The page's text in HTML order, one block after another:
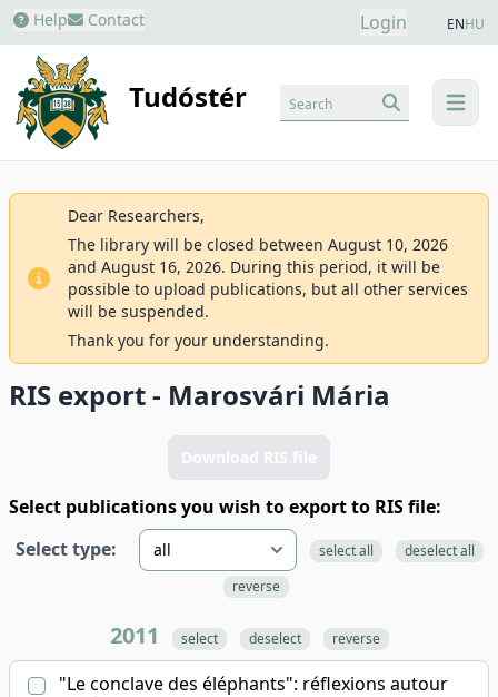
Help Contact Login ENHU
Tudóstér menu
Search
Dear Researchers,
The library will be closed between August 10, 2026
and August 16, 2026. During this period, it will be
possible to upload publications, but all other services
will be suspended.
Thank you for your understanding.
RIS export - Marosvári Mária
Download RIS file
Select publications you wish to export to RIS file:
Select type:
select all
deselect all
reverse
2011 select deselect reverse
"Le conclave des éléphants": réflexions autour